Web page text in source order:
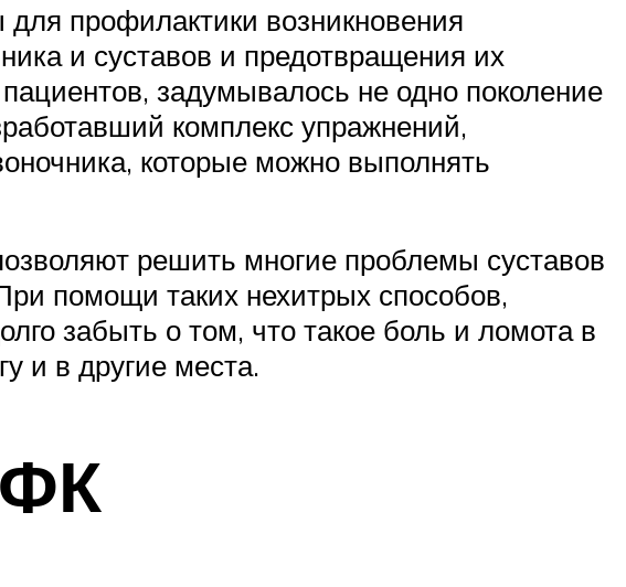
профилактики возникновения
и суставов и предотвращения их
задумывалось не одно поколение
комплекс упражнений,
которые можно выполнять
решить многие проблемы суставов
помощи таких нехитрых способов,
забыть о том, что такое боль и ломота в
и в другие места.